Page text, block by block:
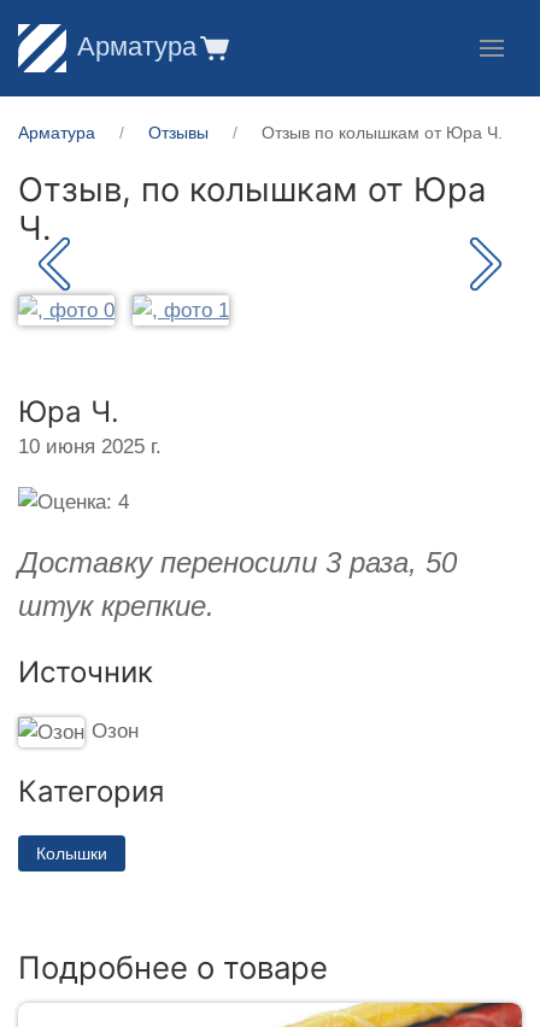
Арматура
Арматура Отзывы Отзыв по колышкам от Юра Ч.
Отзыв, по колышкам от Юра
Ч.
Юра Ч.
10 июня 2025 г.
Доставку переносили 3 раза, 50
штук крепкие.
Источник
Озон
Категория
Колышки
Подробнее о товаре